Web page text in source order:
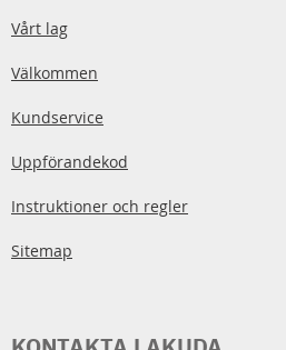
Vårt lag
Välkommen
Kundservice
Uppförandekod
Instruktioner och regler
Sitemap